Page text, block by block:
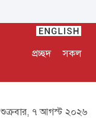
প্রচ্ছদ সকল
শুক্রবার, ৭ আগস্ট ২০২৬